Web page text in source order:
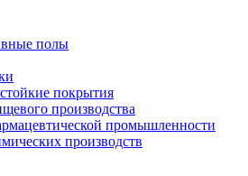
полы
покрытия
производства
промышленности
производств